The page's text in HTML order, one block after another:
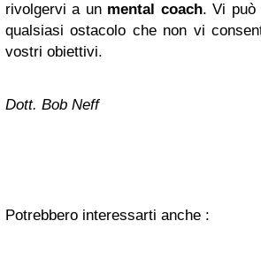
rivolgervi a un mental coach. Vi può
qualsiasi ostacolo che non vi
vostri obiettivi.
Dott. Bob Neff
Potrebbero interessarti anche :